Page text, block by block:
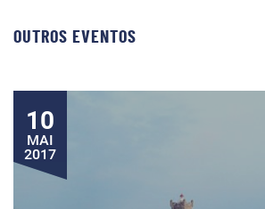
OUTROS EVENTOS
10
MAI
2017